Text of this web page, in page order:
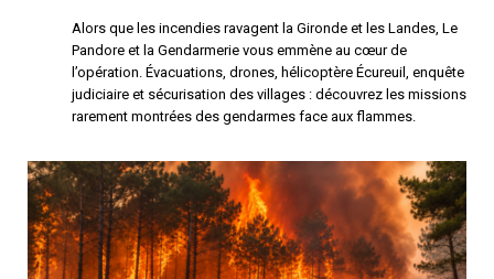
Alors que les incendies ravagent la Gironde et les Landes, Le
Pandore et la Gendarmerie vous emmène au cœur de
l’opération. Évacuations, drones, hélicoptère Écureuil, enquête
judiciaire et sécurisation des villages : découvrez les missions
rarement montrées des gendarmes face aux flammes.